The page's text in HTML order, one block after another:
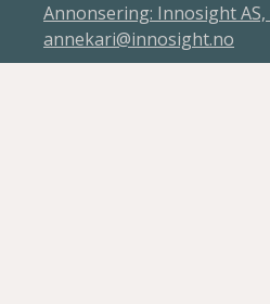
Annonsering: Innosight AS,
annekari@innosight.no